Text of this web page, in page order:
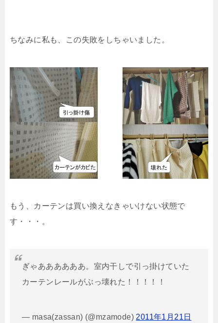
ちなみに私も、この失敗をしちゃいました。
もう、カーテンは買い換えなきゃいけない状態で
す・・・。
ぎゃああああああ。室内干しで引っ掛けていた
カーテンレールがぶっ壊れた！！！！！
— masa(zassan) (@mzamode)2011年1月21日